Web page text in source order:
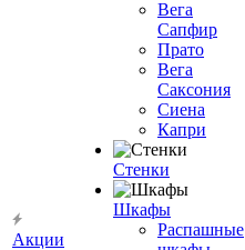
Акции
Вега
Сапфир
Прато
Вега
Саксония
Сиена
Капри
Стенки
Шкафы
Распашные